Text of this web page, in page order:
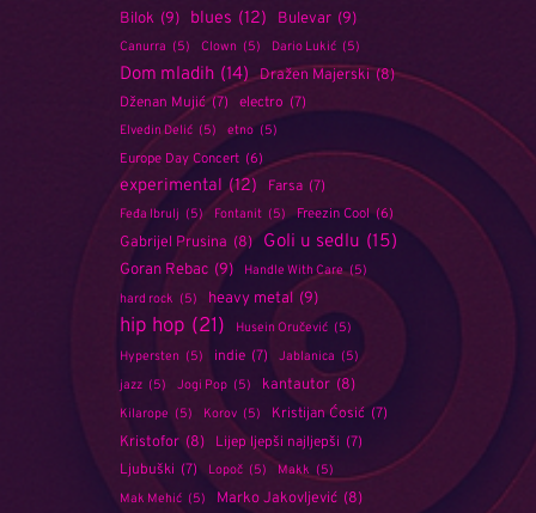
Bilok (9) blues (12) Bulevar (9)
Canurra (5) Clown (5) Dario Lukić (5)
Dom mladih (14) Dražen Majerski (8)
Dženan Mujić (7) electro (7)
Elvedin Delić (5) etno (5)
Europe Day Concert (6)
experimental (12) Farsa (7)
Feđa Ibrulj (5) Fontanit (5) Freezin Cool (6)
Gabrijel Prusina (8) Goli u sedlu (15)
Goran Rebac (9) Handle With Care (5)
hard rock (5) heavy metal (9)
hip hop (21) Husein Oručević (5)
Hypersten (5) indie (7) Jablanica (5)
jazz (5) Jogi Pop (5) kantautor (8)
Kilarope (5) Korov (5) Kristijan Ćosić (7)
Kristofor (8) Lijep ljepši najljepši (7)
Ljubuški (7) Lopoč (5) Makk (5)
Mak Mehić (5) Marko Jakovljević (8)